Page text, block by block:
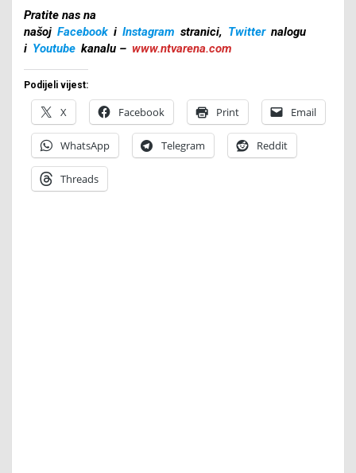
Pratite nas na
našoj Facebook i Instagram stranici, Twitter nalogu
i Youtube kanalu – www.ntvarena.com
Podijeli vijest:
X Facebook Print Email
WhatsApp Telegram Reddit
Threads